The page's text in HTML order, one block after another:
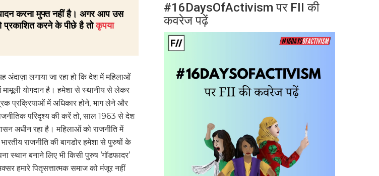
करना मुफ्त नहीं है। अगर आप उस
प्रकाशित करने के पीछे है तोकृपया
अंदाज़ा लगाया जा रहा हो कि देश में महिलाओं
योगदान है। हमेशा से स्थानीय से लेकर
प्रक्रियाओं में अधिकार होने, भाग लेने और
परिदृश्य की करें तो, साल 1963 से देश
अधीन रहा है। महिलाओं को राजनीति में
राजनीति की बागडोर हमेशा से पुरुषों के
स्थान बनाने लिए भी किसी पुरुष ‘गॉडफादर’
हमारे पितृसत्तात्मक समाज को मंजूर नहीं
#16DaysOfActivism पर FII की
कवरेज पढ़ें